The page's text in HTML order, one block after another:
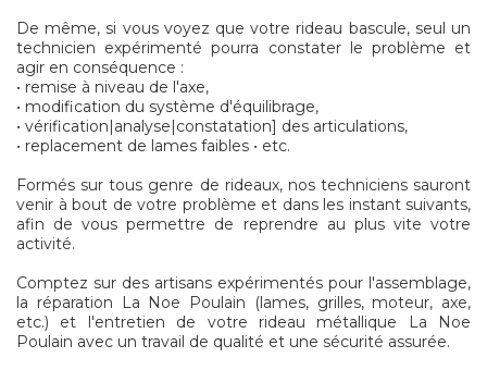
De même, si vous voyez que votre rideau bascule, seul un
technicien expérimenté pourra constater le problème et
agir en conséquence :
• remise à niveau de l'axe,
• modification du système d'équilibrage,
• vérification|analyse|constatation] des articulations,
• replacement de lames faibles • etc.
Formés sur tous genre de rideaux, nos techniciens sauront
venir à bout de votre problème et dans les instant suivants,
afin de vous permettre de reprendre au plus vite votre
activité.
Comptez sur des artisans expérimentés pour l'assemblage,
la réparation La Noe Poulain (lames, grilles, moteur, axe,
etc.) et l'entretien de votre rideau métallique La Noe
Poulain avec un travail de qualité et une sécurité assurée.